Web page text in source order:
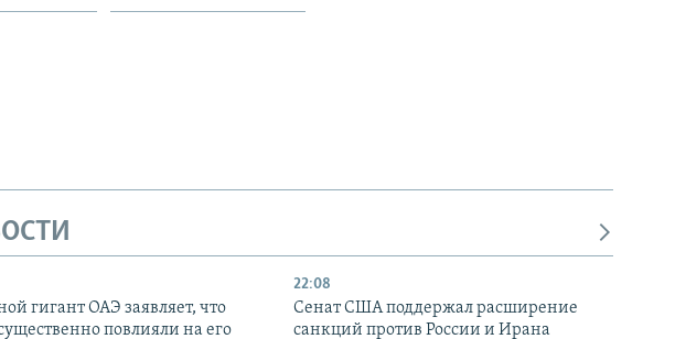
гигант ОАЭ заявляет, что
повлияли на его
22:08
Сенат США поддержал расширение
санкций против России и Ирана